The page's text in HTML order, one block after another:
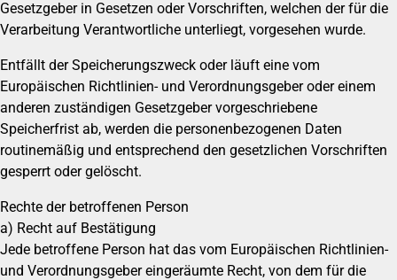
Gesetzgeber in Gesetzen oder Vorschriften, welchen der für die
Verarbeitung Verantwortliche unterliegt, vorgesehen wurde.
Entfällt der Speicherungszweck oder läuft eine vom
Europäischen Richtlinien- und Verordnungsgeber oder einem
anderen zuständigen Gesetzgeber vorgeschriebene
Speicherfrist ab, werden die personenbezogenen Daten
routinemäßig und entsprechend den gesetzlichen Vorschriften
gesperrt oder gelöscht.
Rechte der betroffenen Person
a) Recht auf Bestätigung
Jede betroffene Person hat das vom Europäischen Richtlinien-
und Verordnungsgeber eingeräumte Recht, von dem für die